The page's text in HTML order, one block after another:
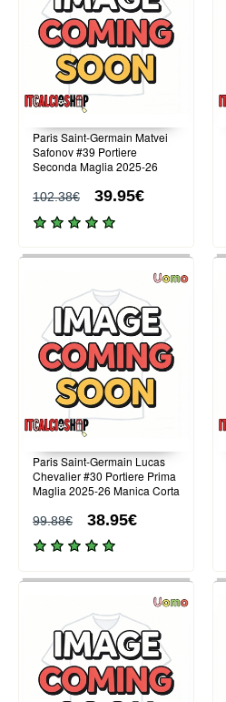
Paris Saint-Germain Matvei
Safonov #39 Portiere
Seconda Maglia 2025-26
102.38€ 39.95€
Paris Saint-Germain Lucas
Chevalier #30 Portiere Prima
Maglia 2025-26 Manica Corta
99.88€ 38.95€